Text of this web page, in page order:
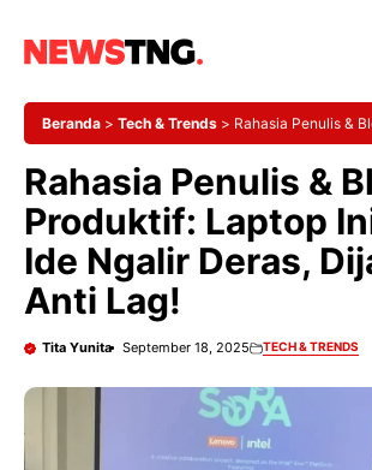
Beranda > Tech & Trends > Rahasia Penulis &
Rahasia Penulis &
Produktif: Laptop
Ide Ngalir Deras,
Anti Lag!
Tita Yunita September 18, 2025 TECH & TRENDS